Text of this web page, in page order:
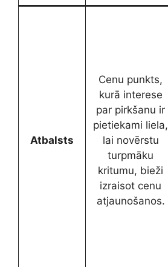
Atbalsts
Cenu punkts,
kurā interese
par pirkšanu ir
pietiekami liela,
lai novērstu
turpmāku
kritumu, bieži
izraisot cenu
atjaunošanos.